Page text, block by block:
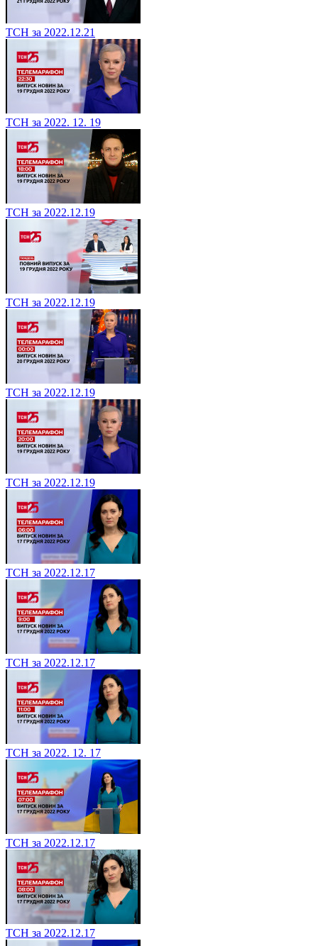
ТСН за 2022.12.21
ТСН за 2022. 12. 19
ТСН за 2022.12.19
ТСН за 2022.12.19
ТСН за 2022.12.19
ТСН за 2022.12.19
ТСН за 2022.12.17
ТСН за 2022.12.17
ТСН за 2022. 12. 17
ТСН за 2022.12.17
ТСН за 2022.12.17